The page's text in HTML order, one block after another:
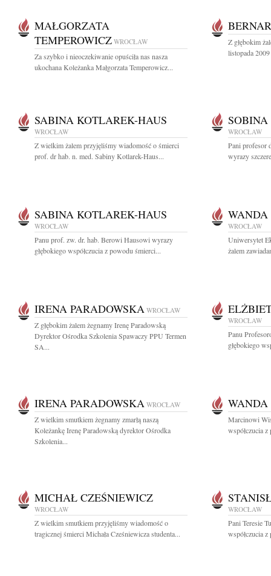
MAŁGORZATA
TEMPEROWICZ WROCŁAW
Za szybko i nieoczekiwanie opuściła nas nasza
ukochana Koleżanka Małgorzata Temperowicz...
Z głębokim
listopada
SABINA KOTLAREK-HAUS
WROCŁAW
Z wielkim żalem przyjęliśmy wiadomość o śmierci
prof. dr hab. n. med. Sabiny Kotlarek-Haus...
WROCŁAW
Pani profesor
wyrazy
SABINA KOTLAREK-HAUS
WROCŁAW
Panu prof. zw. dr. hab. Berowi Hausowi wyrazy
głębokiego współczucia z powodu śmierci...
WANDA
WROCŁAW
Uniwersytet
żalem
IRENA PARADOWSKA WROCŁAW
Z głębokim żalem żegnamy Irenę Paradowską
Dyrektor Ośrodka Szkolenia Spawaczy PPU Termen
SA...
WROCŁAW
Panu
głębokiego
IRENA PARADOWSKA WROCŁAW
Z wielkim smutkiem żegnamy zmarłą naszą
Koleżankę Irenę Paradowską dyrektor Ośrodka
Szkolenia...
Marcinowi
współczucia
MICHAŁ CZEŚNIEWICZ
WROCŁAW
Z wielkim smutkiem przyjęliśmy wiadomość o
tragicznej śmierci Michała Cześniewicza studenta...
WROCŁAW
Pani Teresie
współczucia